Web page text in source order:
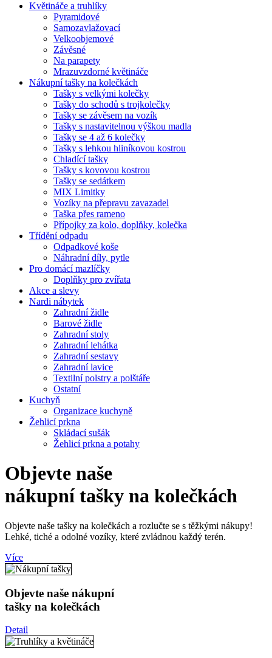
Květináče a truhlíky
Pyramidové
Samozavlažovací
Velkoobjemové
Závěsné
Na parapety
Mrazuvzdorné květináče
Nákupní tašky na kolečkách
Tašky s velkými kolečky
Tašky do schodů s trojkolečky
Tašky se závěsem na vozík
Tašky s nastavitelnou výškou madla
Tašky se 4 až 6 kolečky
Tašky s lehkou hliníkovou kostrou
Chladící tašky
Tašky s kovovou kostrou
Tašky se sedátkem
MIX Limitky
Vozíky na přepravu zavazadel
Taška přes rameno
Přípojky za kolo, doplňky, kolečka
Třídění odpadu
Odpadkové koše
Náhradní díly, pytle
Pro domácí mazlíčky
Doplňky pro zvířata
Akce a slevy
Nardi nábytek
Zahradní židle
Barové židle
Zahradní stoly
Zahradní lehátka
Zahradní sestavy
Zahradní lavice
Textilní polstry a polštáře
Ostatní
Kuchyň
Organizace kuchyně
Žehlicí prkna
Skládací sušák
Žehlicí prkna a potahy
Objevte naše
nákupní tašky na kolečkách
Objevte naše tašky na kolečkách a rozlučte se s těžkými nákupy!
Lehké, tiché a odolné vozíky, které zvládnou každý terén.
Více
Objevte naše nákupní
tašky na kolečkách
Detail